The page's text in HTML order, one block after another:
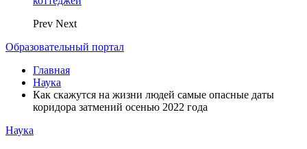
Prev Next
Образовательный портал
Главная
Наука
Как скажутся на жизни людей самые опасные даты
коридора затмений осенью 2022 года
Наука